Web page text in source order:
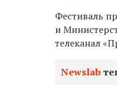
Фестиваль
и
телеканал
Newslab